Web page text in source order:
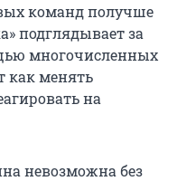
команд получше
подглядывает за
многочисленных
как менять
на
невозможна без